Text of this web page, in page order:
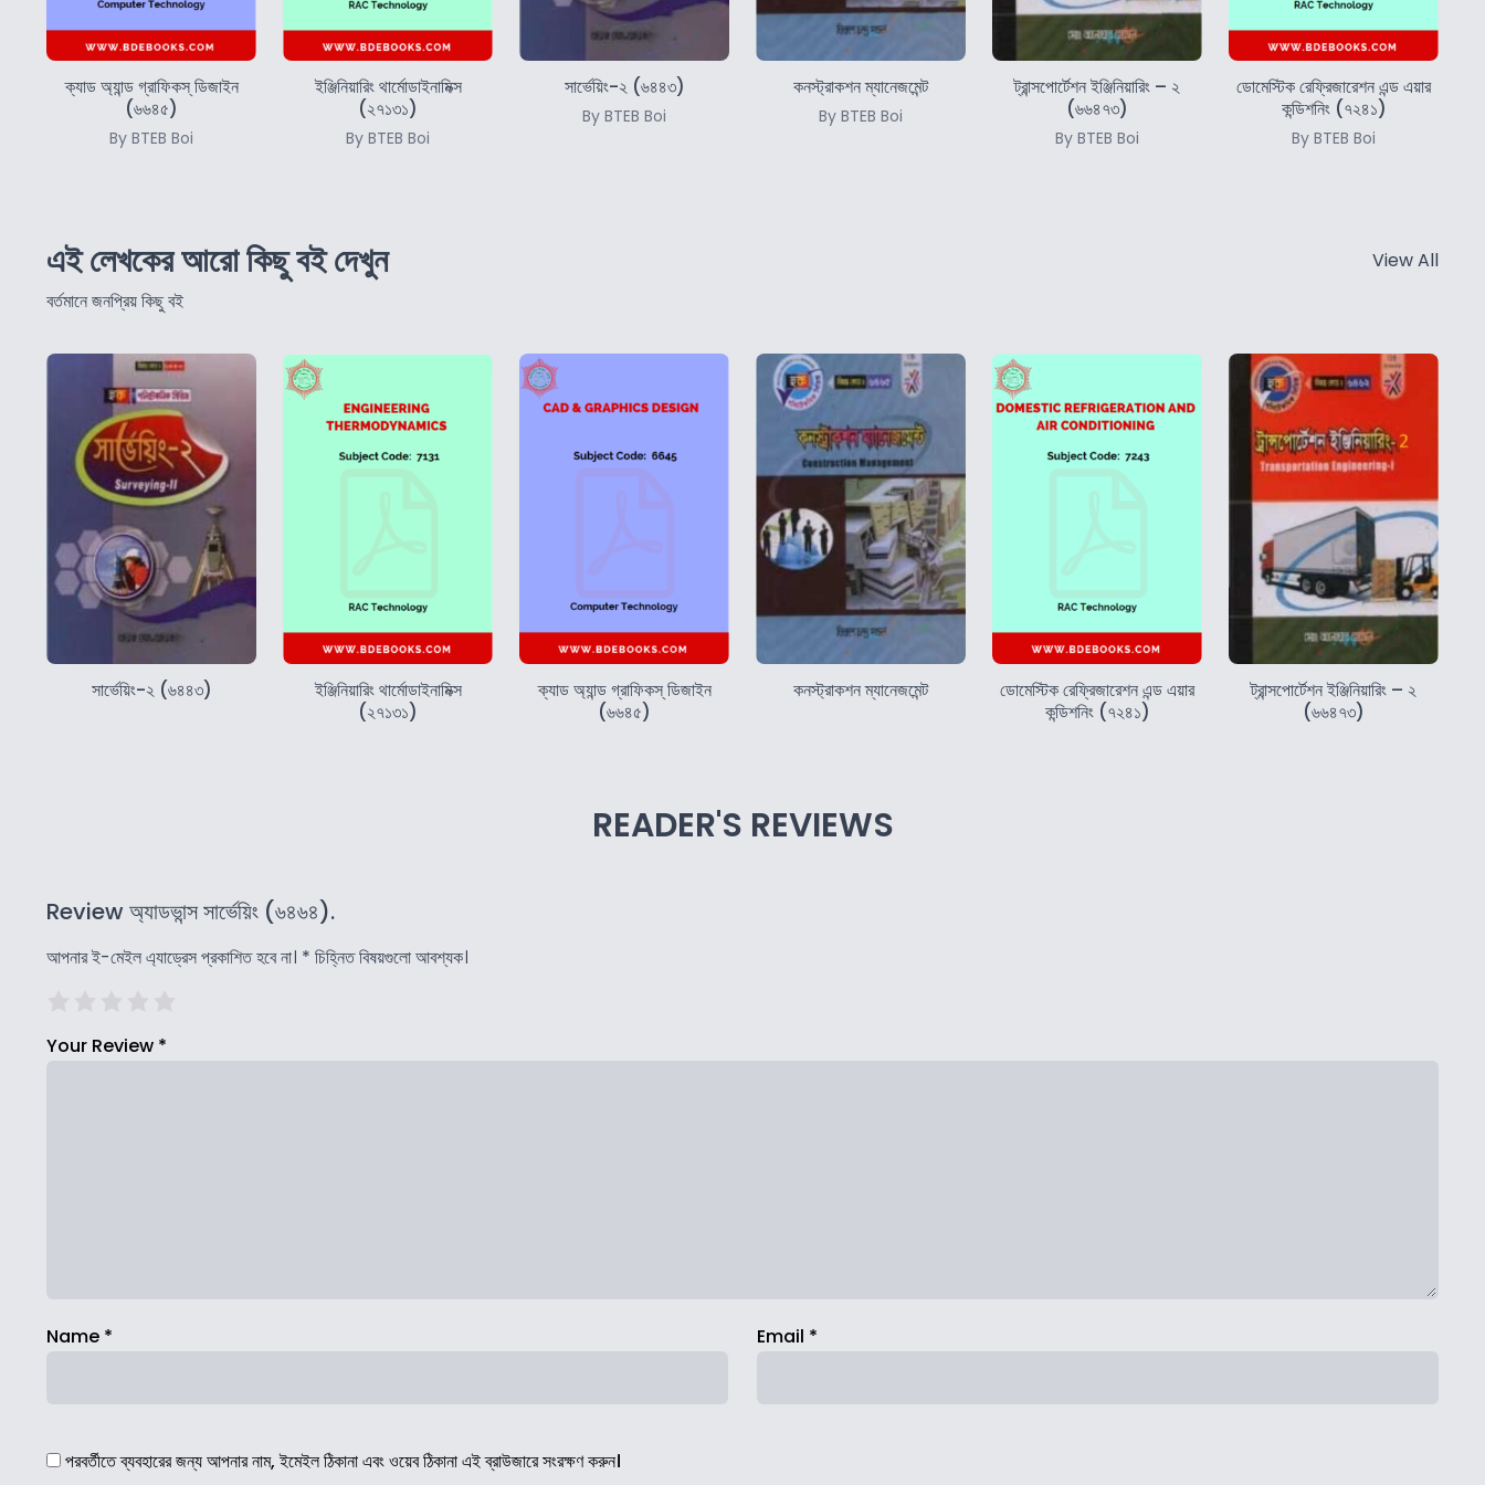
ক্যাড অ্যান্ড গ্রাফিকস্‌ ডিজাইন
(৬৬৪৫)
By BTEB Boi
ইঞ্জিনিয়ারিং থার্মোডাইনামিক্স
(২৭১৩১)
By BTEB Boi
সার্ভেয়িং-২ (৬৪৪৩)
By BTEB Boi
কনস্ট্রাকশন ম্যানেজমেন্ট
By BTEB Boi
ট্রান্সপোর্টেশন ইঞ্জিনিয়ারিং – ২
(৬৬৪৭৩)
By BTEB Boi
ডোমেস্টিক রেফ্রিজারেশন এন্ড এয়ার
কন্ডিশনিং (৭২৪১)
By BTEB Boi
এই লেখকের আরো কিছু বই দেখুন
বর্তমানে জনপ্রিয় কিছু বই
View All
সার্ভেয়িং-২ (৬৪৪৩)
ইঞ্জিনিয়ারিং থার্মোডাইনামিক্স
(২৭১৩১)
ক্যাড অ্যান্ড গ্রাফিকস্‌ ডিজাইন
(৬৬৪৫)
কনস্ট্রাকশন ম্যানেজমেন্ট
ডোমেস্টিক রেফ্রিজারেশন এন্ড এয়ার
কন্ডিশনিং (৭২৪১)
ট্রান্সপোর্টেশন ইঞ্জিনিয়ারিং – ২
(৬৬৪৭৩)
READER'S REVIEWS
Review অ্যাডভান্স সার্ভেয়িং (৬৪৬৪).
আপনার ই-মেইল এ্যাড্রেস প্রকাশিত হবে না। * চিহ্নিত বিষয়গুলো আবশ্যক।
Your Review *
Name * Email *
পরবর্তীতে ব্যবহারের জন্য আপনার নাম, ইমেইল ঠিকানা এবং ওয়েব ঠিকানা এই ব্রাউজারে সংরক্ষণ করুন।